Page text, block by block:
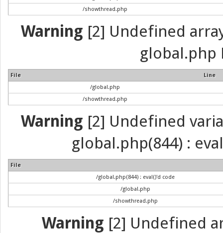
/showthread.php
Warning [2] Undefined
global.php
File
Line
/global.php
/showthread.php
Warning [2] Undefined
global.php(844) :
File
/global.php(844) : eval()'d code
/global.php
/showthread.php
Warning [2] Undefined